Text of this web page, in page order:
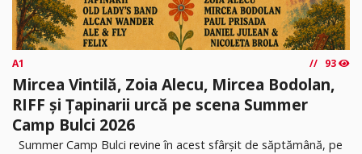
A1 93
Mircea Vintilă, Zoia Alecu, Mircea Bodolan,
RIFF și Țapinarii urcă pe scena Summer
Camp Bulci 2026
Summer Camp Bulci revine în acest sfârșit de săptămână, pe